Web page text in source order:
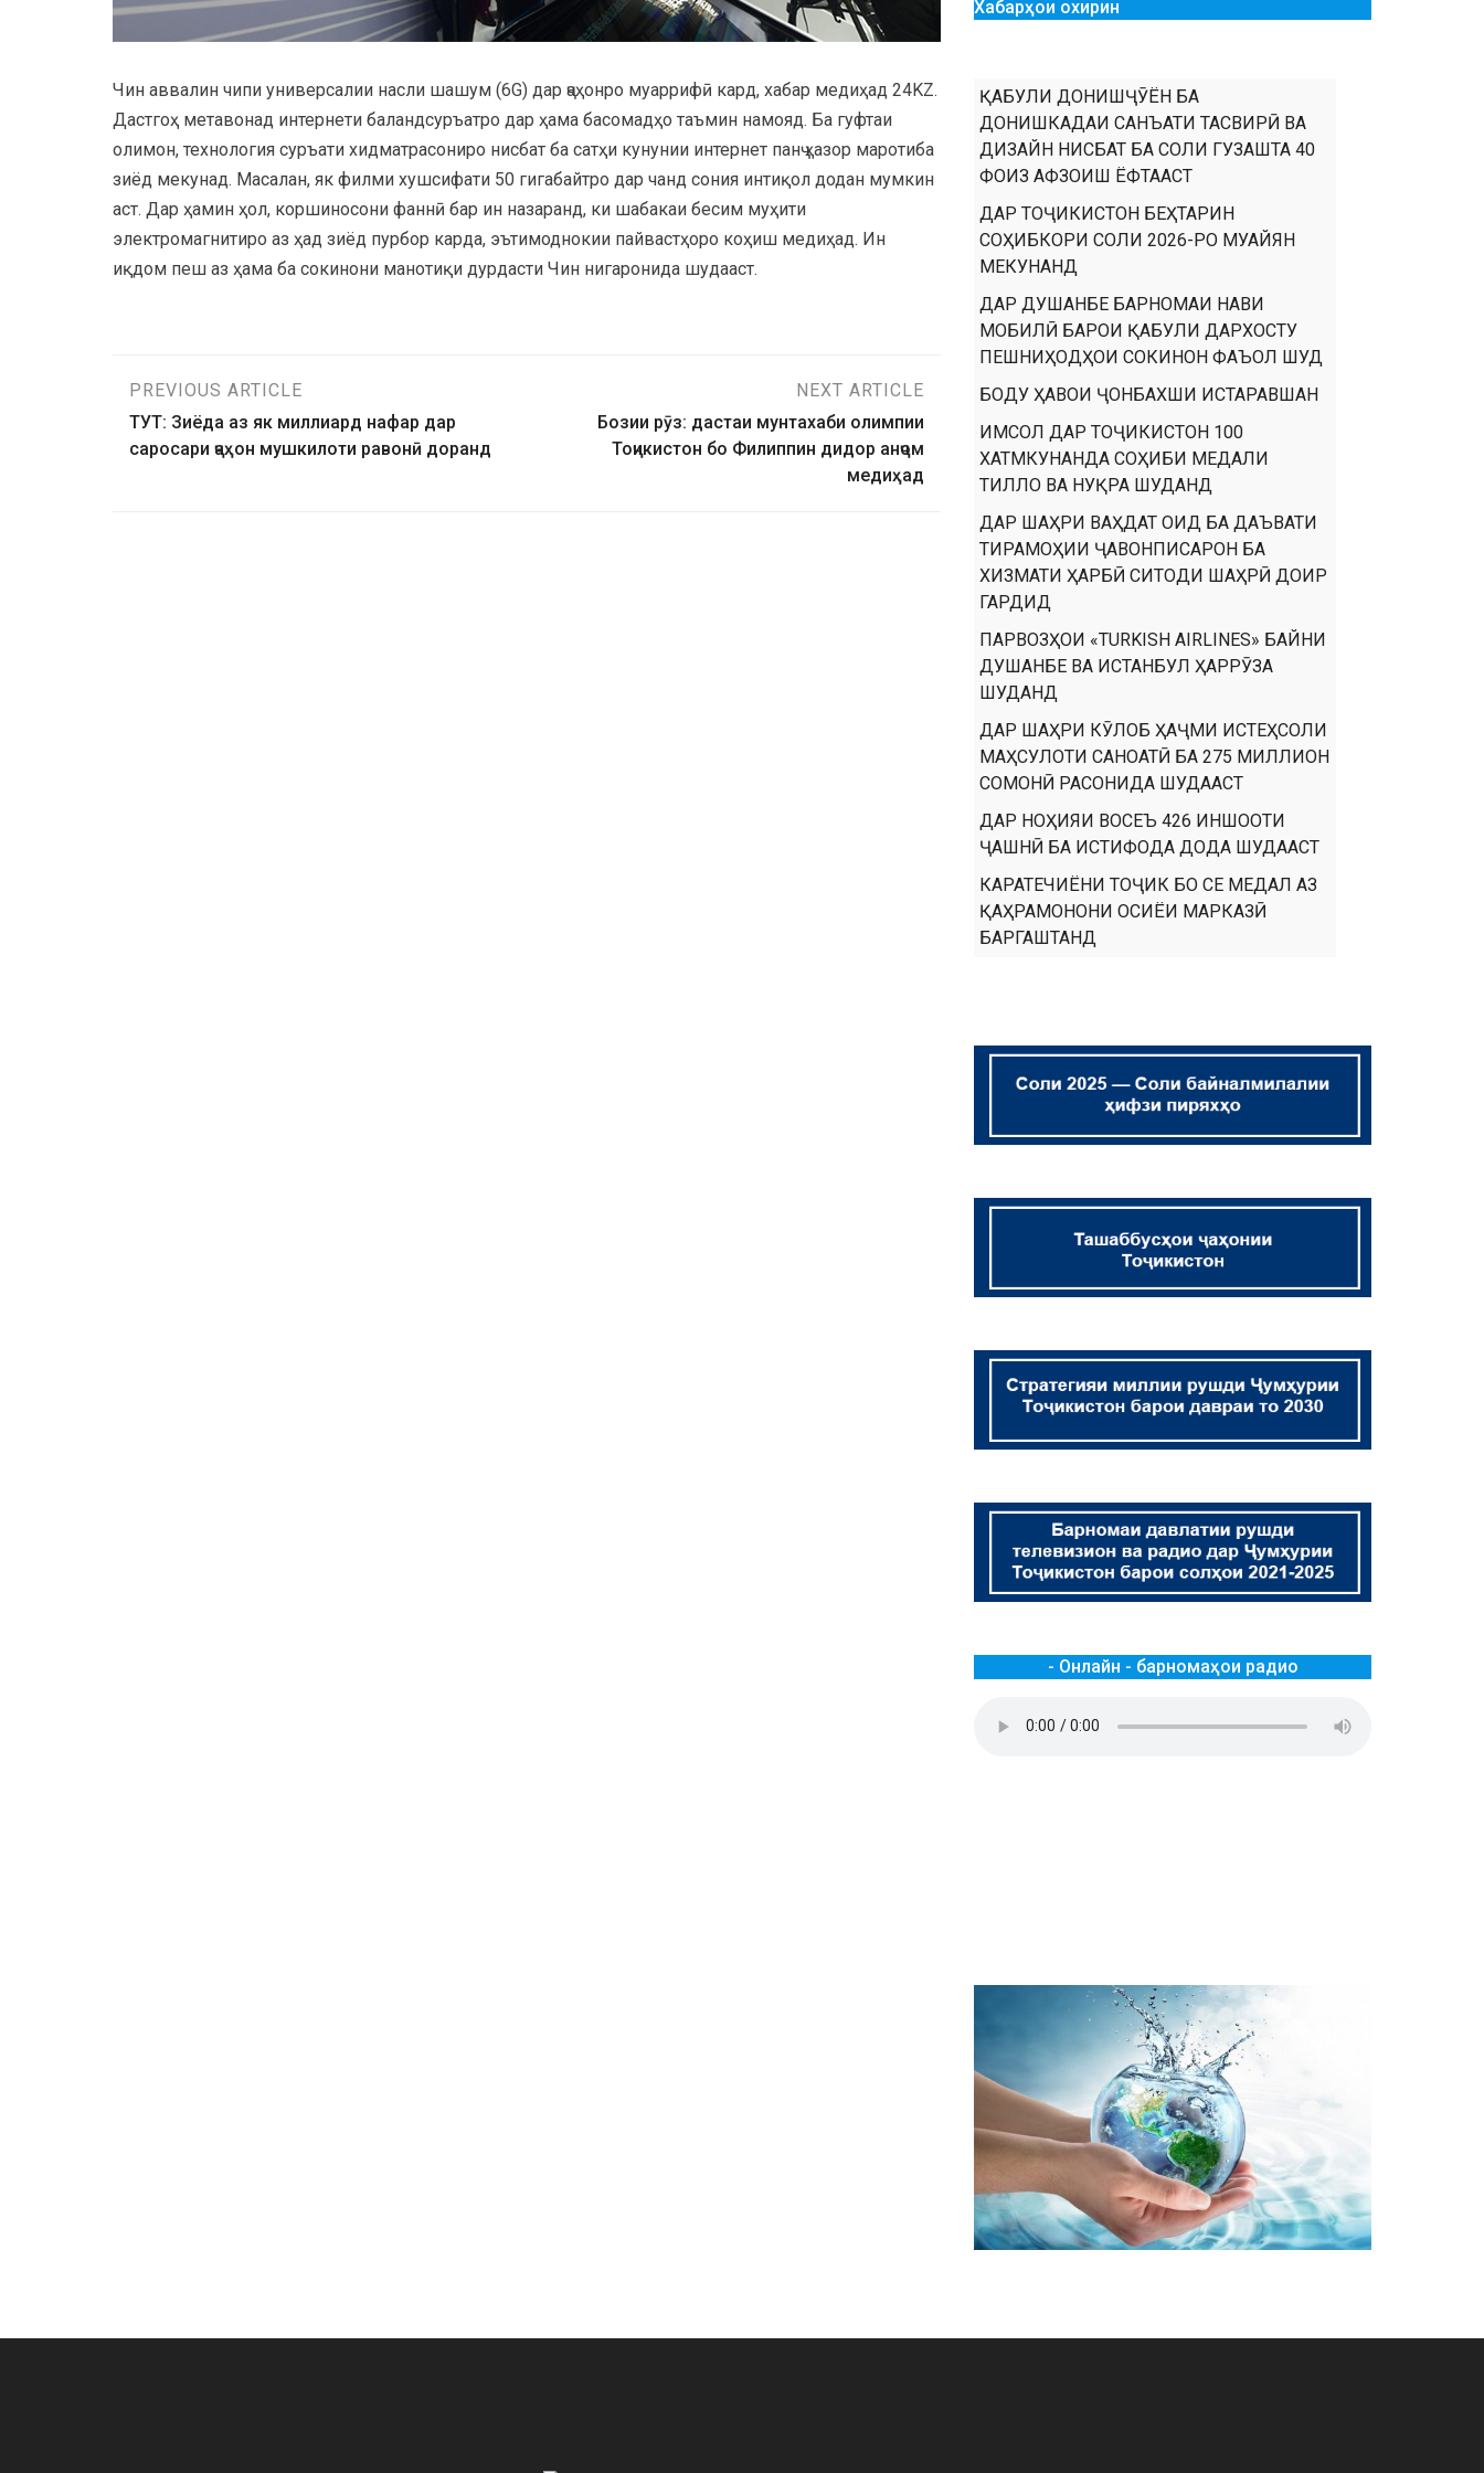
Чин аввалин чипи универсалии насли шашум (6G) дар ҷаҳонро муаррифӣ кард, хабар медиҳад 24KZ.
Дастгоҳ метавонад интернети баландсуръатро дар ҳама басомадҳо таъмин намояд. Ба гуфтаи
олимон, технология суръати хидматрасониро нисбат ба сатҳи кунунии интернет панҷ ҳазор маротиба
зиёд мекунад. Масалан, як филми хушсифати 50 гигабайтро дар чанд сония интиқол додан мумкин
аст. Дар ҳамин ҳол, коршиносони фаннӣ бар ин назаранд, ки шабакаи бесим муҳити
электромагнитиро аз ҳад зиёд пурбор карда, эътимоднокии пайвастҳоро коҳиш медиҳад. Ин
иқдом пеш аз ҳама ба сокинони манотиқи дурдасти Чин нигаронида шудааст.
PREVIOUS ARTICLE
ТУТ: Зиёда аз як миллиард нафар дар
саросари ҷаҳон мушкилоти равонӣ доранд
NEXT ARTICLE
Бозии рӯз: дастаи мунтахаби олимпии
Тоҷикистон бо Филиппин дидор анҷом
медиҳад
Хабарҳои охирин
ҚАБУЛИ ДОНИШҶӮЁН БА
ДОНИШКАДАИ САНЪАТИ ТАСВИРӢ ВА
ДИЗАЙН НИСБАТ БА СОЛИ ГУЗАШТА 40
ФОИЗ АФЗОИШ ЁФТААСТ
ДАР ТОҶИКИСТОН БЕҲТАРИН
СОҲИБКОРИ СОЛИ 2026-РО МУАЙЯН
МЕКУНАНД
ДАР ДУШАНБЕ БАРНОМАИ НАВИ
МОБИЛӢ БАРОИ ҚАБУЛИ ДАРХОСТУ
ПЕШНИҲОДҲОИ СОКИНОН ФАЪОЛ ШУД
БОДУ ҲАВОИ ҶОНБАХШИ ИСТАРАВШАН
ИМСОЛ ДАР ТОҶИКИСТОН 100
ХАТМКУНАНДА СОҲИБИ МЕДАЛИ
ТИЛЛО ВА НУҚРА ШУДАНД
ДАР ШАҲРИ ВАҲДАТ ОИД БА ДАЪВАТИ
ТИРАМОҲИИ ҶАВОНПИСАРОН БА
ХИЗМАТИ ҲАРБӢ СИТОДИ ШАҲРӢ ДОИР
ГАРДИД
ПАРВОЗҲОИ «TURKISH AIRLINES» БАЙНИ
ДУШАНБЕ ВА ИСТАНБУЛ ҲАРРӮЗА
ШУДАНД
ДАР ШАҲРИ КӮЛОБ ҲАҶМИ ИСТЕҲСОЛИ
МАҲСУЛОТИ САНОАТӢ БА 275 МИЛЛИОН
СОМОНӢ РАСОНИДА ШУДААСТ
ДАР НОҲИЯИ ВОСЕЪ 426 ИНШООТИ
ҶАШНӢ БА ИСТИФОДА ДОДА ШУДААСТ
КАРАТЕЧИЁНИ ТОҶИК БО СЕ МЕДАЛ АЗ
ҚАҲРАМОНОНИ ОСИЁИ МАРКАЗӢ
БАРГАШТАНД
- Онлайн - барномаҳои радио